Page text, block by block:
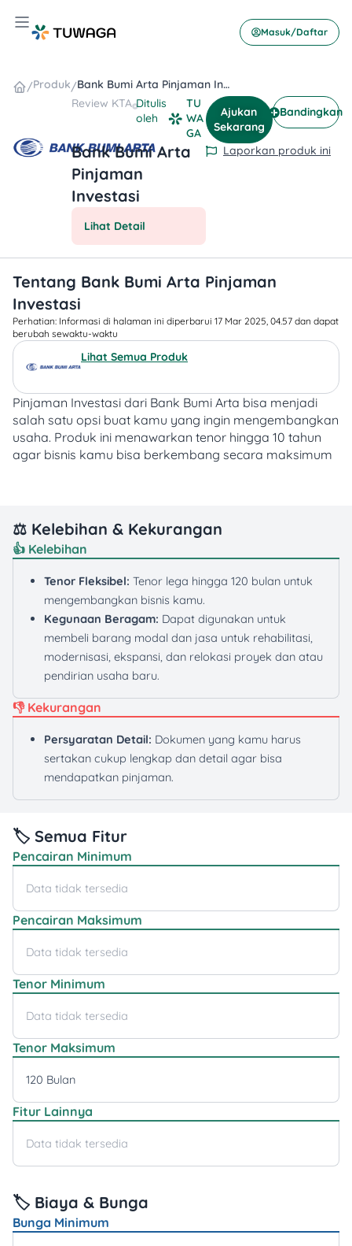
Hamburger Toggle Menu
Masuk/Daftar
/Produk/ Bank Bumi Arta Pinjaman Investasi
Bank Bumi Arta
Pinjaman
Investasi
Review KTA Ditulis
oleh
TU
WA
GA
Lihat Detail
Ajukan
Sekarang
Bandingkan
Laporkan produk ini
Tentang Bank Bumi Arta Pinjaman
Investasi
Perhatian: Informasi di halaman ini diperbarui 17 Mar 2025, 04.57 dan dapat
berubah sewaktu-waktu​
Lihat Semua Produk
Pinjaman Investasi dari Bank Bumi Arta bisa menjadi
salah satu opsi buat kamu yang ingin mengembangkan
usaha. Produk ini menawarkan tenor hingga 10 tahun
agar bisnis kamu bisa berkembang secara maksimum
⚖️ Kelebihan & Kekurangan
👍 Kelebihan
Tenor Fleksibel: Tenor lega hingga 120 bulan untuk
mengembangkan bisnis kamu.
Kegunaan Beragam: Dapat digunakan untuk
membeli barang modal dan jasa untuk rehabilitasi,
modernisasi, ekspansi, dan relokasi proyek dan atau
pendirian usaha baru.
👎 Kekurangan
Persyaratan Detail: Dokumen yang kamu harus
sertakan cukup lengkap dan detail agar bisa
mendapatkan pinjaman.
🏷️ Semua Fitur
Pencairan Minimum
Data tidak tersedia
Pencairan Maksimum
Data tidak tersedia
Tenor Minimum
Data tidak tersedia
Tenor Maksimum
120 Bulan
Fitur Lainnya
Data tidak tersedia
🏷️ Biaya & Bunga
Bunga Minimum